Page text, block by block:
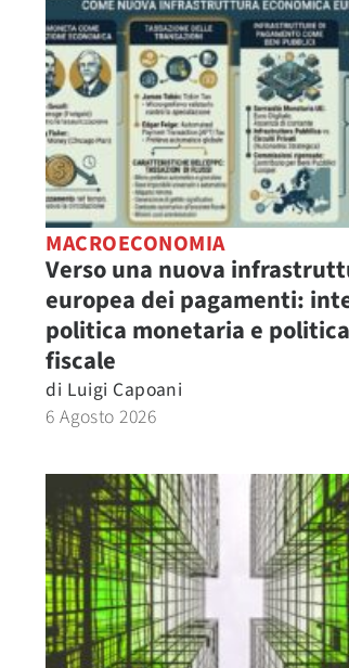
MACROECONOMIA
Verso una nuova
europea dei pagamenti:
politica monetaria e politica
fiscale
di Luigi Capoani
6 Agosto 2026